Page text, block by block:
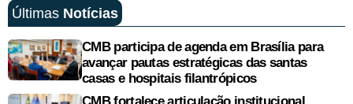
Últimas Notícias
CMB participa de agenda em Brasília para
avançar pautas estratégicas das santas
casas e hospitais filantrópicos